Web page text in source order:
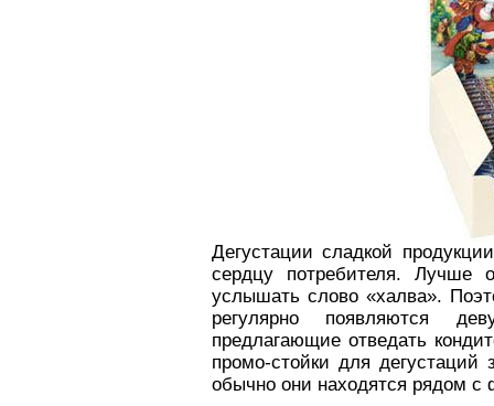
Дегустации сладкой
сердцу потребителя. Лучше
услышать слово «халва».
регулярно появляются
предлагающие отведать
промо-стойки для дегустаций
обычно они находятся рядом